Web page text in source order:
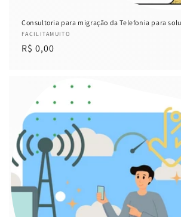
Consultoria para migração da Telefonia para
Fornecedor:
FACILITAMUITO
Preço
R$ 0,00